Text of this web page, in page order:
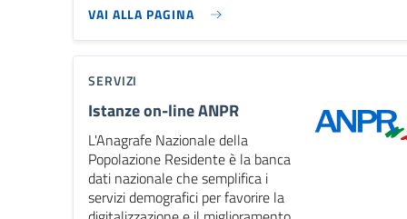
VAI ALLA PAGINA
SERVIZI
Istanze on-line ANPR
L'Anagrafe Nazionale della
Popolazione Residente è la banca
dati nazionale che semplifica i
servizi demografici per favorire la